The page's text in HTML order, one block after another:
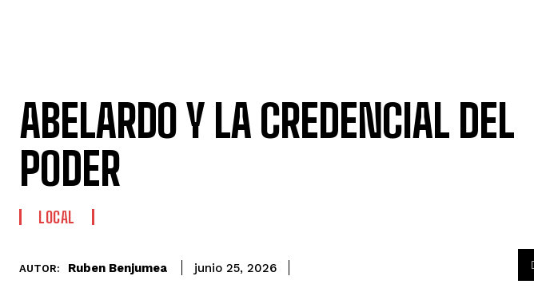
ABELARDO Y LA CREDENCIAL DEL
PODER
LOCAL
AUTOR: Ruben Benjumea junio 25, 2026